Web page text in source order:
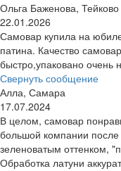
Ольга Баженова, Тейково
22.01.2026
Самовар купила на
патина. Качество
быстро,упаковано очень
Свернуть сообщение
Алла, Самара
17.07.2024
В целом, самовар
большой компании
зеленоватым оттенком,
Обработка латуни